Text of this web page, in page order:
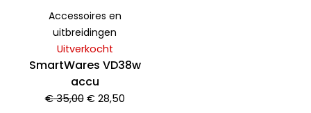
Accessoires en
uitbreidingen
Uitverkocht
SmartWares VD38w
accu
€35,00 €28,50